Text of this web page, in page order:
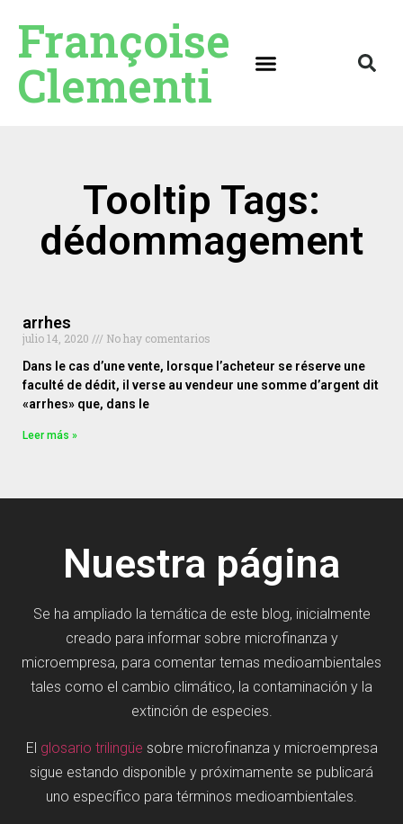
Françoise
Clementi
Tooltip Tags:
dédommagement
arrhes
julio 14, 2020
No hay comentarios
Dans le cas d’une vente, lorsque l’acheteur se réserve une
faculté de dédit, il verse au vendeur une somme d’argent dit
«arrhes» que, dans le
Leer más »
Nuestra página
Se ha ampliado la temática de este blog, inicialmente
creado para informar sobre microfinanza y
microempresa, para comentar temas medioambientales
tales como el cambio climático, la contaminación y la
extinción de especies.
El glosario trilingüe sobre microfinanza y microempresa
sigue estando disponible y próximamente se publicará
uno específico para términos medioambientales.